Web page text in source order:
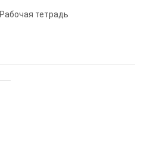
Рабочая тетрадь